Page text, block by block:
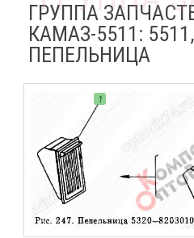
ГРУППА
КАМАЗ-5511:
ПЕПЕЛЬНИЦА